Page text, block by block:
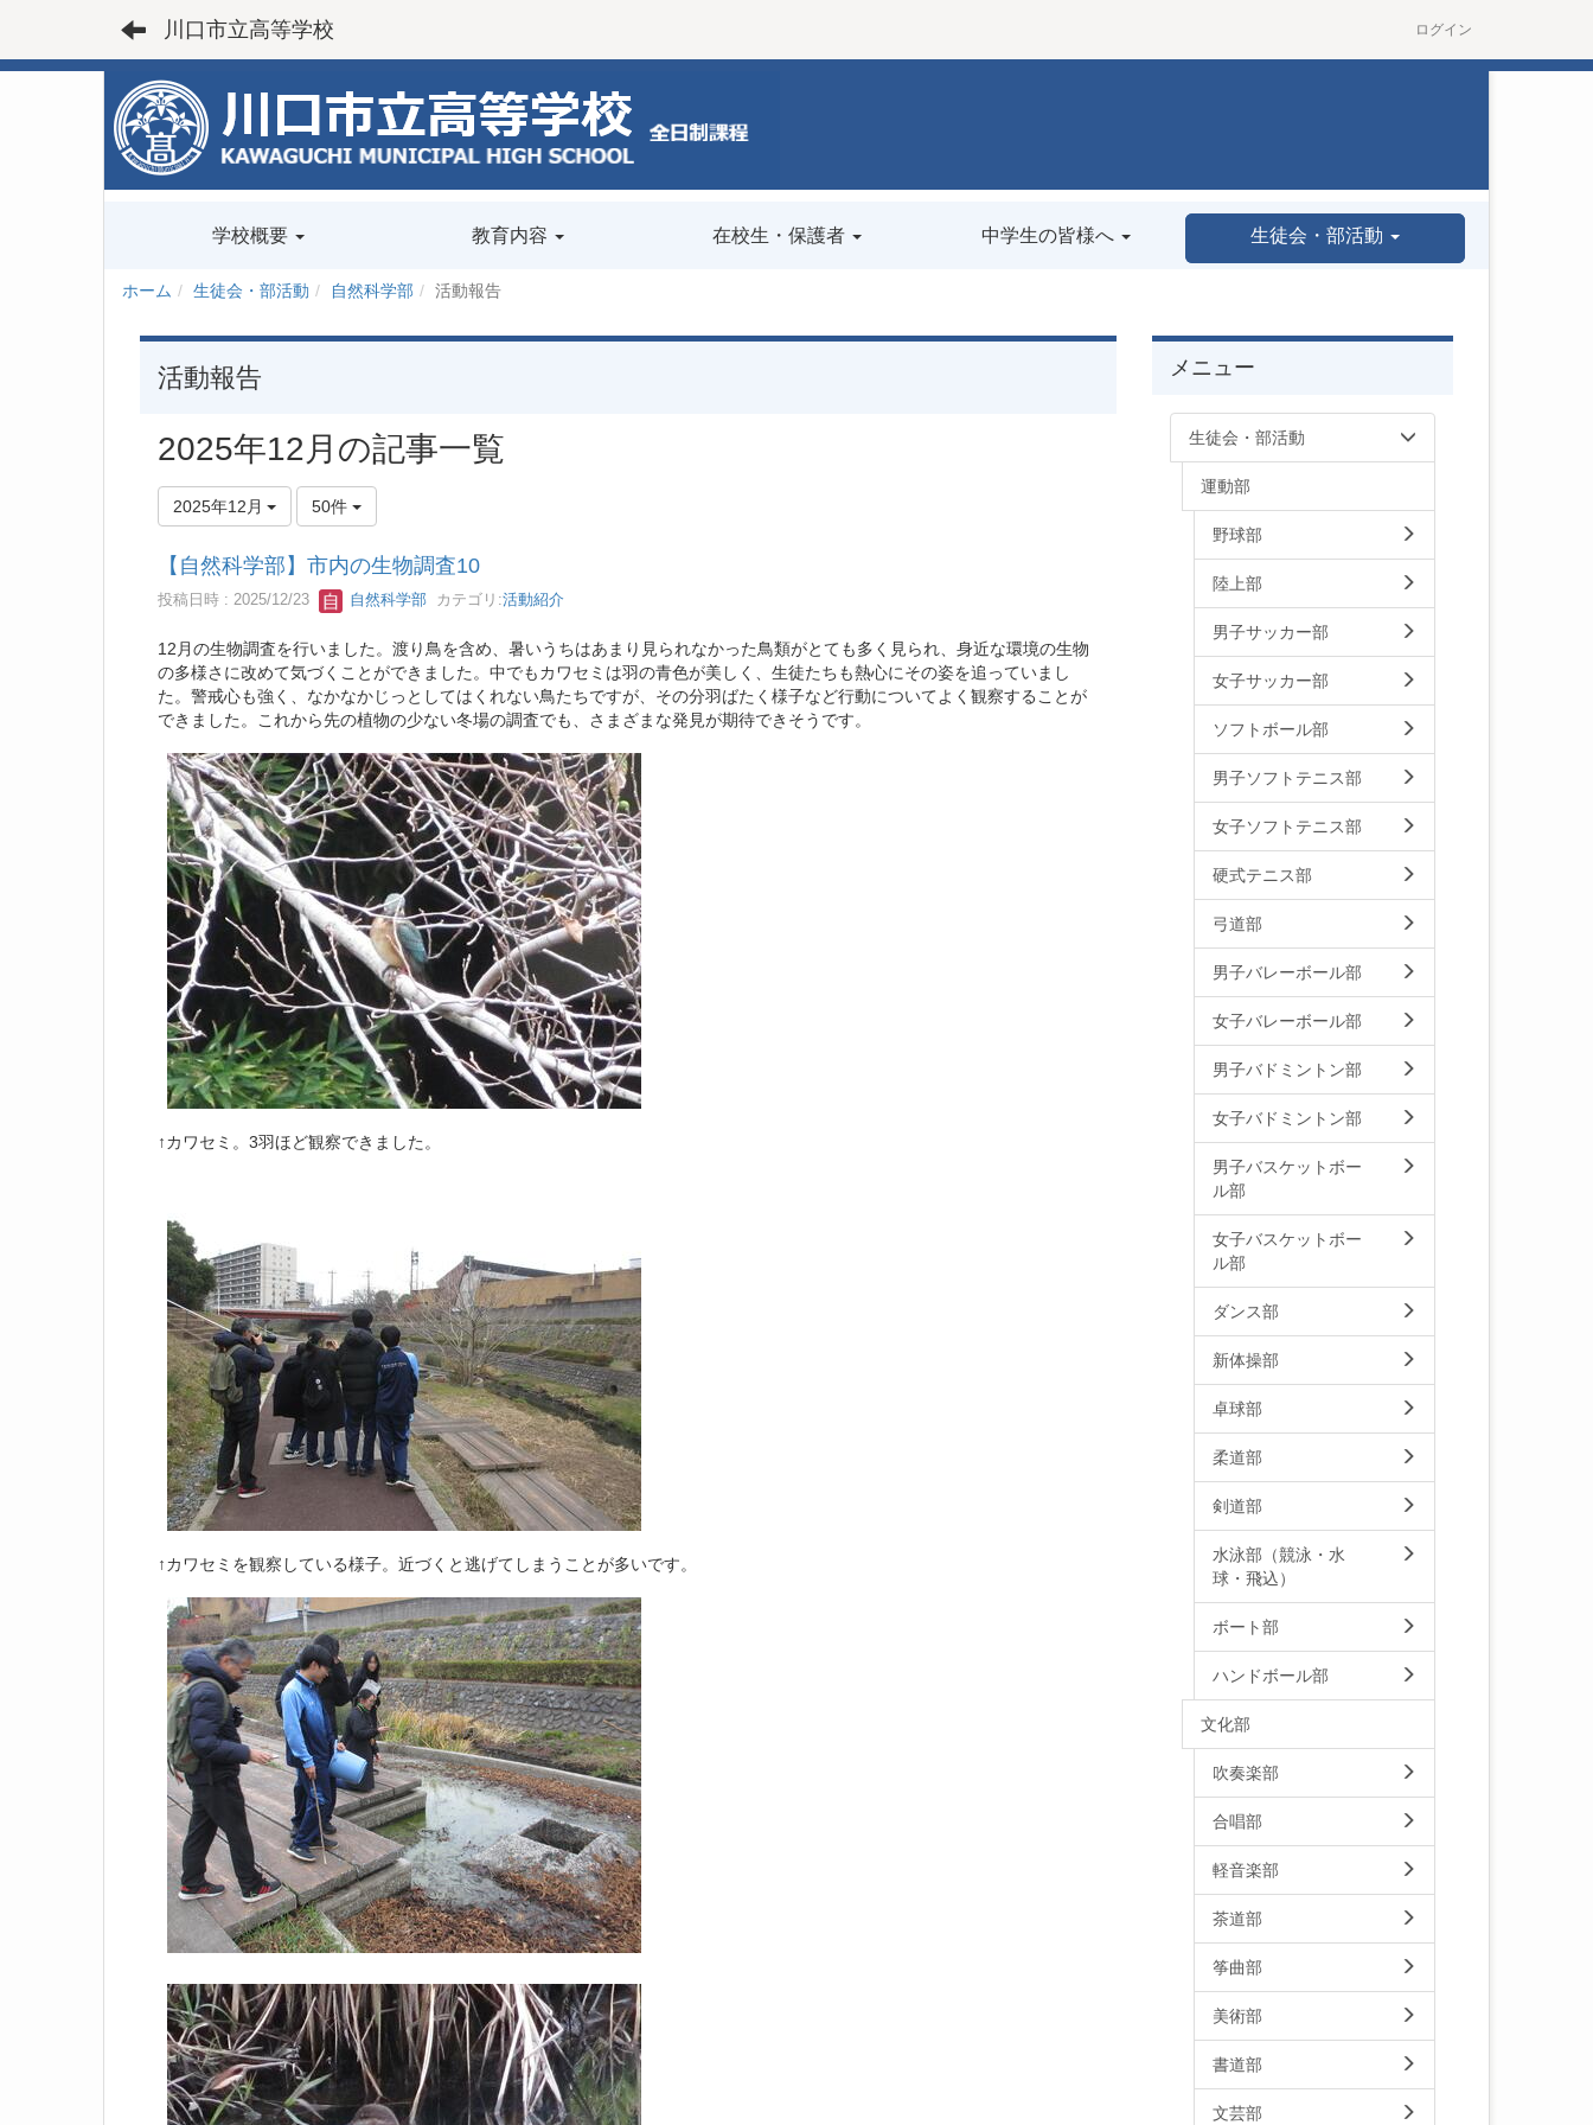
川口市立高等学校 ログイン
学校概要 教育内容 在校生・保護者 中学生の皆様へ 生徒会・部活動
ホーム 生徒会・部活動 自然科学部 活動報告
活動報告
2025年12月の記事一覧
2025年12月 50件
【自然科学部】市内の生物調査10
投稿日時 : 2025/12/23 自然科学部 カテゴリ:活動紹介
12月の生物調査を行いました。渡り鳥を含め、暑いうちはあまり見られなかった鳥類がとても多く見られ、身近な環境の生物
の多様さに改めて気づくことができました。中でもカワセミは羽の青色が美しく、生徒たちも熱心にその姿を追っていまし
た。警戒心も強く、なかなかじっとしてはくれない鳥たちですが、その分羽ばたく様子など行動についてよく観察することが
できました。これから先の植物の少ない冬場の調査でも、さまざまな発見が期待できそうです。
↑カワセミ。3羽ほど観察できました。
↑カワセミを観察している様子。近づくと逃げてしまうことが多いです。
メニュー
生徒会・部活動
運動部
野球部
陸上部
男子サッカー部
女子サッカー部
ソフトボール部
男子ソフトテニス部
女子ソフトテニス部
硬式テニス部
弓道部
男子バレーボール部
女子バレーボール部
男子バドミントン部
女子バドミントン部
男子バスケットボー
ル部
女子バスケットボー
ル部
ダンス部
新体操部
卓球部
柔道部
剣道部
水泳部（競泳・水
球・飛込）
ボート部
ハンドボール部
文化部
吹奏楽部
合唱部
軽音楽部
茶道部
筝曲部
美術部
書道部
文芸部